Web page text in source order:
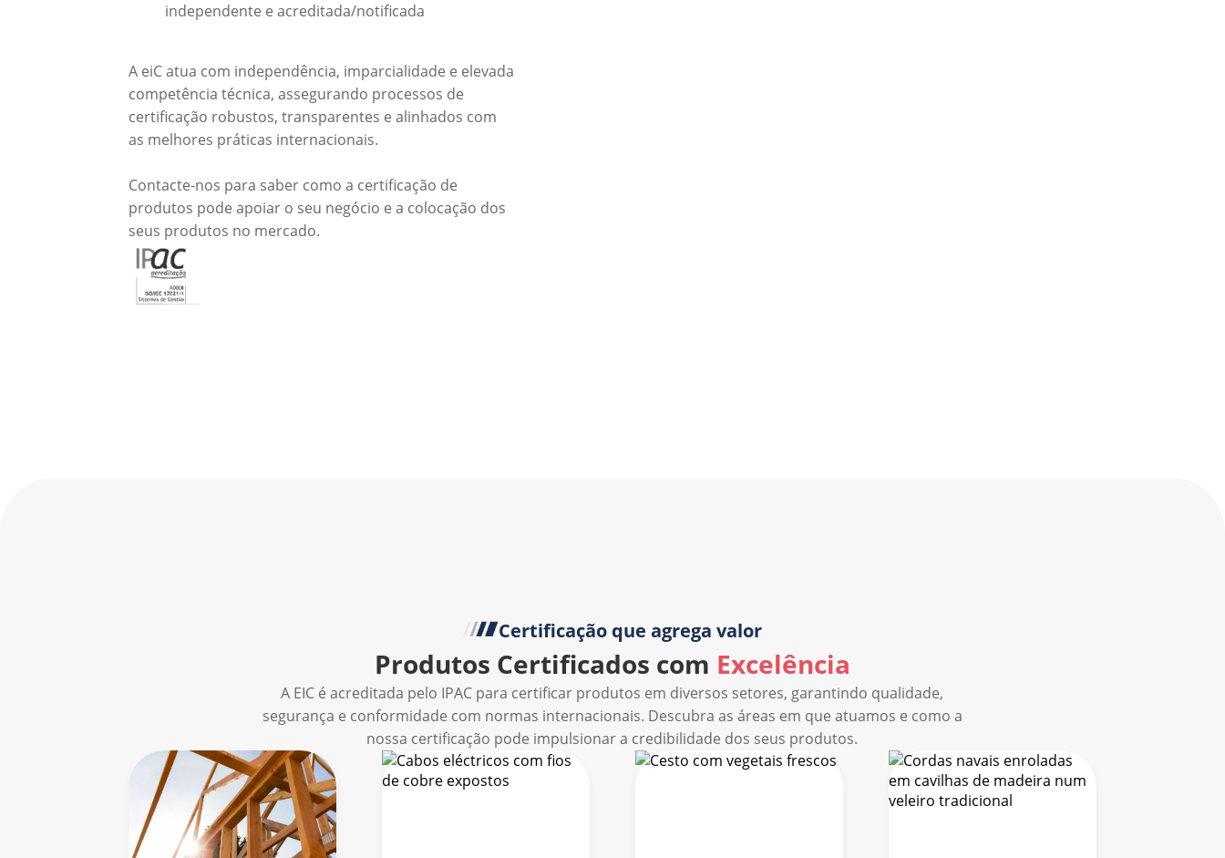
independente e acreditada/notificada
A eiC atua com independência, imparcialidade e elevada
competência técnica, assegurando processos de
certificação robustos, transparentes e alinhados com
as melhores práticas internacionais.
Contacte-nos para saber como a certificação de
produtos pode apoiar o seu negócio e a colocação dos
seus produtos no mercado.
Certificação que agrega valor
Produtos Certificados com Excelência
A EIC é acreditada pelo IPAC para certificar produtos em diversos setores, garantindo qualidade,
segurança e conformidade com normas internacionais. Descubra as áreas em que atuamos e como a
nossa certificação pode impulsionar a credibilidade dos seus produtos.